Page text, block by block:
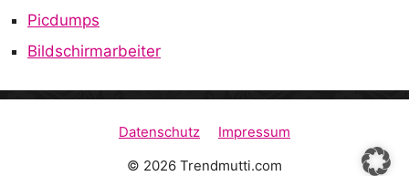
Picdumps
Bildschirmarbeiter
Datenschutz
Impressum
© 2026 Trendmutti.com